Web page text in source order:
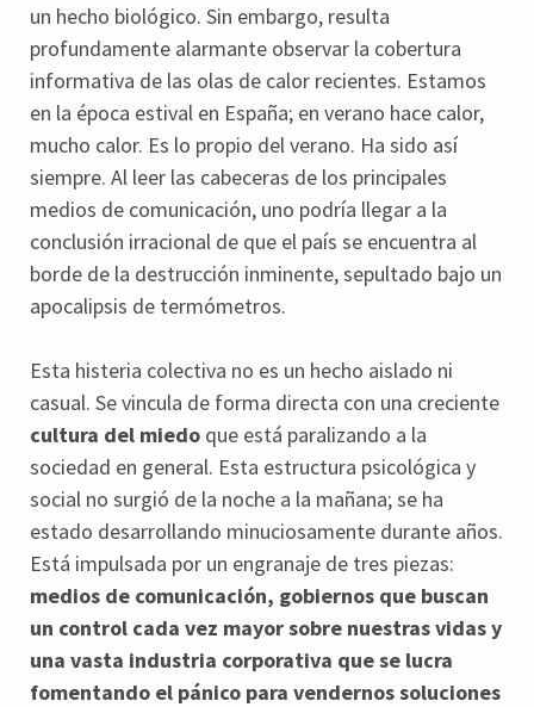
un hecho biológico. Sin embargo, resulta
profundamente alarmante observar la cobertura
informativa de las olas de calor recientes. Estamos
en la época estival en España; en verano hace calor,
mucho calor. Es lo propio del verano. Ha sido así
siempre. Al leer las cabeceras de los principales
medios de comunicación, uno podría llegar a la
conclusión irracional de que el país se encuentra al
borde de la destrucción inminente, sepultado bajo un
apocalipsis de termómetros.
Esta histeria colectiva no es un hecho aislado ni
casual. Se vincula de forma directa con una creciente
cultura del miedo que está paralizando a la
sociedad en general. Esta estructura psicológica y
social no surgió de la noche a la mañana; se ha
estado desarrollando minuciosamente durante años.
Está impulsada por un engranaje de tres piezas:
medios de comunicación, gobiernos que buscan
un control cada vez mayor sobre nuestras vidas y
una vasta industria corporativa que se lucra
fomentando el pánico para vendernos soluciones